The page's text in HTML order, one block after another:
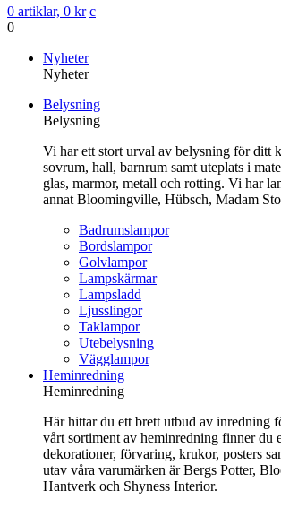
0 artiklar, 0 kr c
0
innehåll
Nyheter
Nyheter
Belysning
Belysning
Vi har ett stort urval av belysning för ditt
sovrum, hall, barnrum samt uteplats i
glas, marmor, metall och rotting. Vi har
annat Bloomingville, Hübsch, Madam
Badrumslampor
Bordslampor
Golvlampor
Lampskärmar
Lampsladd
Ljusslingor
Taklampor
Utebelysning
Vägglampor
Heminredning
Heminredning
Här hittar du ett brett utbud av inredning
vårt sortiment av heminredning finner du
dekorationer, förvaring, krukor, posters
utav våra varumärken är Bergs Potter,
Hantverk och Shyness Interior.